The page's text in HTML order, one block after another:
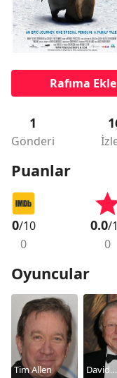
Rafıma Ekle
1
Gönderi
Puanlar
0/10
0
0.0/
0
Oyuncular
Tim Allen
David